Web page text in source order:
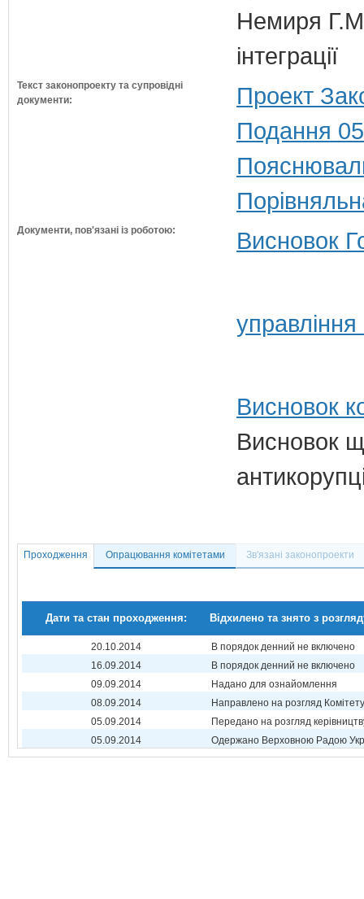
Немиря
інтеграції
Текст законопроекту та супровідні
документи:
Проект
Подання
Документи, пов'язані із роботою: Висновок
Висновок
Висновок
Проходження Опрацювання комітетами Зв'язані законопроекти
Дати та стан проходження: Відхилено та знято з
20.10.2014
В порядок денний не включено
16.09.2014
В порядок денний не включено
09.09.2014
Надано для ознайомлення
08.09.2014
Направлено на розгляд Комітету
05.09.2014
Передано на розгляд
05.09.2014
Одержано Верховною Радою